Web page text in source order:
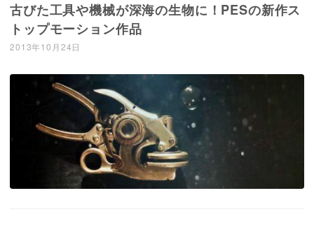
古びた工具や機械が深海の生物に！PESの新作ス
トップモーション作品
2013年10月24日